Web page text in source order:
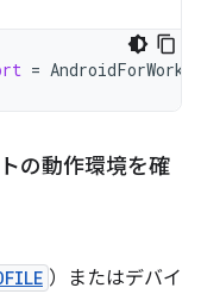
=
の動作環境を確
）またはデバイ